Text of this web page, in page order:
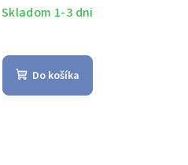
Skladom 1-3 dni
Do košíka